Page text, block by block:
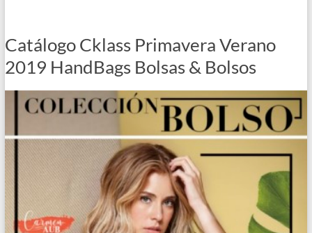
Catálogo Cklass Primavera Verano
2019 HandBags Bolsas & Bolsos